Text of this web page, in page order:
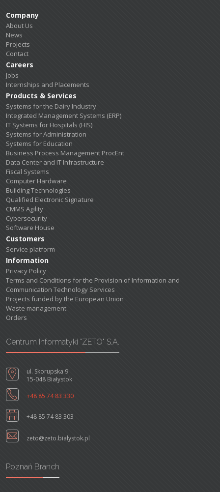
Company
About Us
News
Projects
Contact
Careers
Jobs
Internships and Placements
Products & Services
Systems for the Dairy Industry
Integrated Management Systems (ERP)
IT Systems for Hospitals (HIS)
Systems for Administration
Systems for Education
Business Process Management ProcEnt
Data Center and IT Infrastructure
Fiscal Systems
Computer Hardware
Building Technologies
Qualified Electronic Signature
CMMS Agility
Cybersecurity
Software House
Customers
Service platform
Information
Privacy Policy
Terms and Conditions for the Provision of Information and
Communication Technology Services
Projects funded by the European Union
Waste management
Orders
Centrum Informatyki "ZETO" S.A.
ul. Skorupska 9
15-048 Białystok
+48 85 74 83 330
+48 85 74 83 303
zeto@zeto.bialystok.pl
Poznań Branch